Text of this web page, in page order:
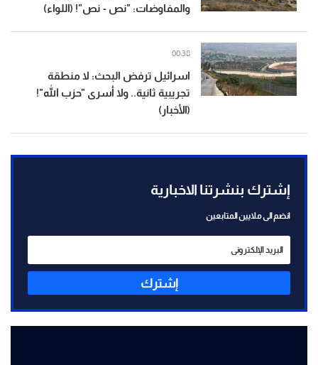
والمفاوضات: "نص - نص"! (اللواء)
اسرائيل ترفض البحث: لا منطقة
تجريبية ثانية.. ولا أسرى "حزب الله"!
(الأخبار)
00:38
إشترك بنشرتنا الاخبارية
انضم الى ملايين المتابعين
إشترك